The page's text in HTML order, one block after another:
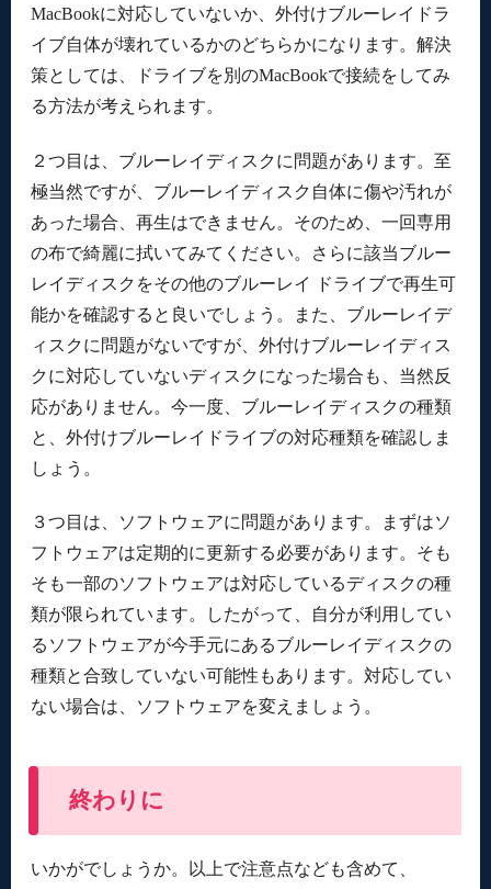
MacBookに対応していないか、外付けブルーレイドラ
イブ自体が壊れているかのどちらかになります。解決
策としては、ドライブを別のMacBookで接続をしてみ
る方法が考えられます。
２つ目は、ブルーレイディスクに問題があります。至
極当然ですが、ブルーレイディスク自体に傷や汚れが
あった場合、再生はできません。そのため、一回専用
の布で綺麗に拭いてみてください。さらに該当ブルー
レイディスクをその他のブルーレイ ドライブで再生可
能かを確認すると良いでしょう。また、ブルーレイデ
ィスクに問題がないですが、外付けブルーレイディス
クに対応していないディスクになった場合も、当然反
応がありません。今一度、ブルーレイディスクの種類
と、外付けブルーレイドライブの対応種類を確認しま
しょう。
３つ目は、ソフトウェアに問題があります。まずはソ
フトウェアは定期的に更新する必要があります。そも
そも一部のソフトウェアは対応しているディスクの種
類が限られています。したがって、自分が利用してい
るソフトウェアが今手元にあるブルーレイディスクの
種類と合致していない可能性もあります。対応してい
ない場合は、ソフトウェアを変えましょう。
終わりに
いかがでしょうか。以上で注意点なども含めて、